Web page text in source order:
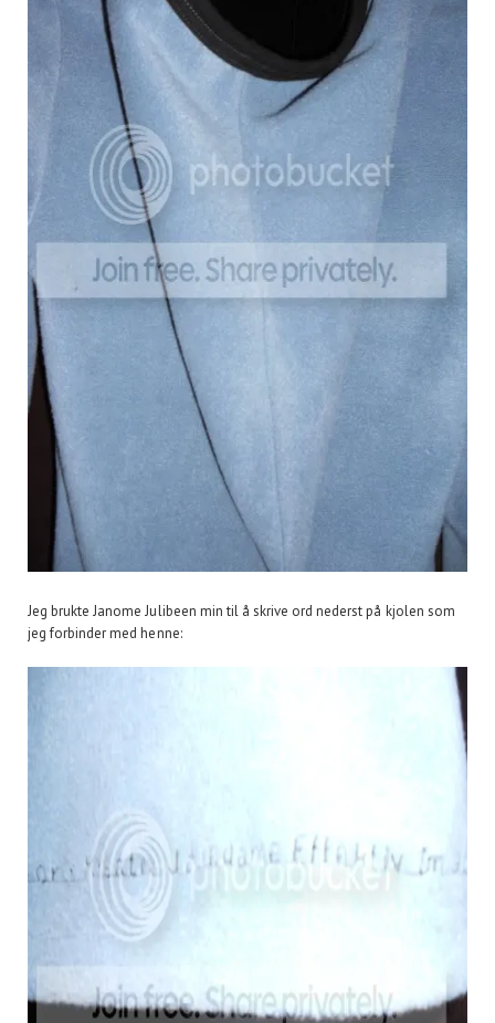
Jeg brukte Janome Julibeen min til å skrive ord nederst på kjolen som
jeg forbinder med henne: